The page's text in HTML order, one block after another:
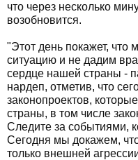
что через несколько
возобновится.
"Этот день покажет, что
ситуацию и не дадим
сердце нашей страны -
нардеп, отметив, что
законопроектов,
страны, в том числе
Следите за событиями,
Сегодня мы докажем,
только внешней